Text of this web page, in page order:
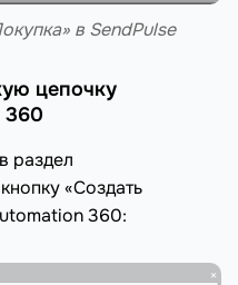
в SendPulse
цепочку
360
раздел
«Создать
360: